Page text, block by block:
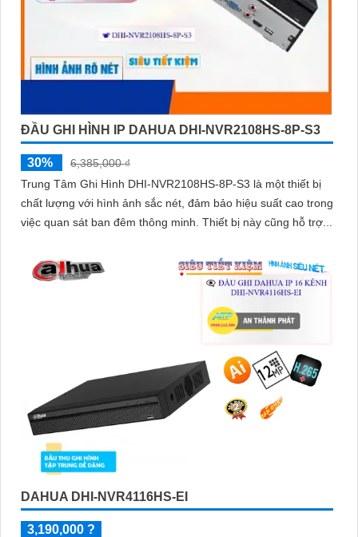
ĐẦU GHI HÌNH IP DAHUA DHI-NVR2108HS-8P-S3
30%
6,385,000 ₫
Trung Tâm Ghi Hình DHI-NVR2108HS-8P-S3 là một thiết bị
chất lượng với hình ảnh sắc nét, đảm bảo hiệu suất cao trong
việc quan sát ban đêm thông minh. Thiết bị này cũng hỗ trợ...
DAHUA DHI-NVR4116HS-EI
3,190,000 ?